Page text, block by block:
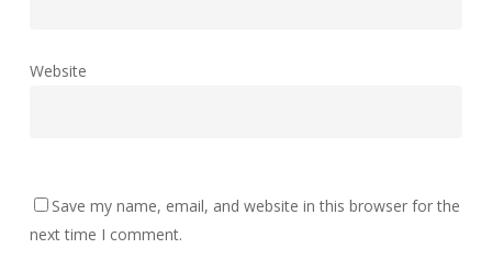
Website
Save my name, email, and website in this browser for the
next time I comment.